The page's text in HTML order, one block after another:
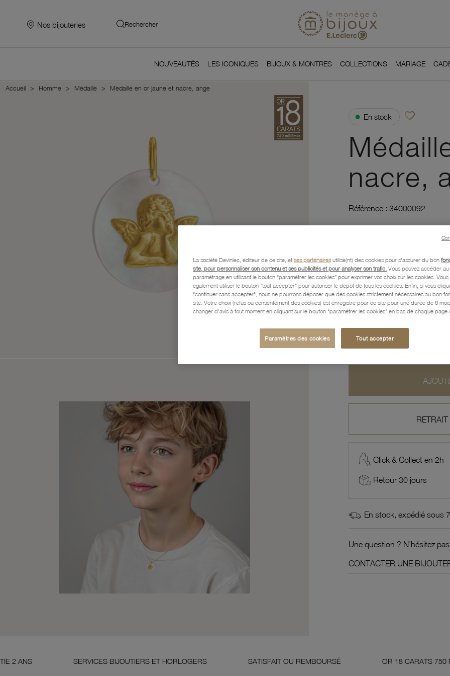
Nos bijouteries Rechercher
NOUVEAUTÉS LES ICONIQUES BIJOUX & MONTRES COLLECTIONS MARIAGE
Accueil Homme Médaille Médaille en or jaune et nacre, ange
● En stock favorite_borderAjouter à vos
nacre,
Référence : 34000092
Paiement, Livraison, Retours
139,90 €
Profitez des paiements
Click & Collect en 2h
Retour 30 jours
En stock, expédié sous
Une question ? N'hésitez
CONTACTER UNE
SERVICES BIJOUTIERS ET HORLOGERS SATISFAIT OU REMBOURSÉ OR 18 CARATS 750 MILLIÈMES
La société Devinlec, éditeur de ce site, et ses partenairesutilise(nt) des cookies pour s'assurer du bon
site, pour personnaliser son contenu et ses publicités et pour analyser son trafic. Vous pouvez accéder
paramétrage en utilisant le bouton “paramétrer les cookies” pour exprimer vos choix sur les cookies. Vous
également utiliser le bouton "tout accepter" pour autoriser le dépôt de tous les cookies. Enfin, si vous
"continuer sans accepter", nous ne pourrons déposer que des cookies strictement nécessaires au bon
site. Votre choix (refus ou consentement des cookies) est enregistré pour ce site pour une durée de 6
changer d'avis à tout moment en cliquant sur le bouton "paramétrer les cookies" en bas de chaque page
Paramètres des cookies Tout accepter